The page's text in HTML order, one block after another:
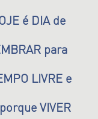
é DIA de
para
LIVRE e
VIVER